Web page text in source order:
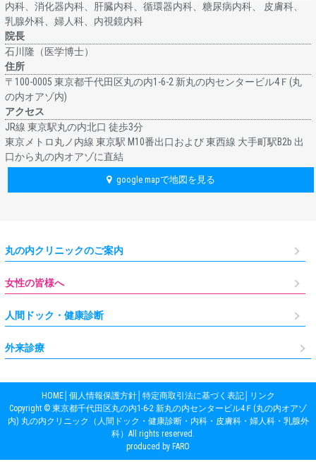
内科、消化器内科、肝臓内科、循環器内科、糖尿病内科、 皮膚科、
乳腺外科、婦人科、内視鏡内科
院長
石川隆（医学博士）
住所
〒100-0005 東京都千代田区丸の内1-6-2 新丸の内センタービル4Ｆ(丸
の内オアゾ内)
アクセス
JR線 東京駅丸の内北⼝ 徒歩3分
東京メトロ丸ノ内線 東京駅 M10番出口および 東西線 大手町駅B2b 出
口から丸の内オアゾに直結
google mapで地図を見る
丸の内クリニックのご案内
女性の皆様へ
人間ドック・健康診断
外来診療
HOME│ 個人情報保護方針│ 特定商取引法に基づく表記│
リンク
Copyright © 東京都千代田区丸の内1-6-2 新丸の内センタービル4Ｆ(丸の内オアゾ
内) 丸の内クリニック（人間ドック・健康診断・内科・皮膚科・婦人科・乳腺外
科）All rights reserved.
produced by FARO